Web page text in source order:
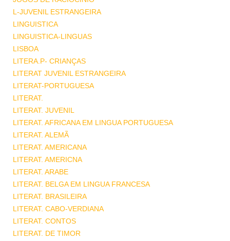
L-JUVENIL ESTRANGEIRA
LINGUISTICA
LINGUISTICA-LINGUAS
LISBOA
LITERA.P- CRIANÇAS
LITERAT JUVENIL ESTRANGEIRA
LITERAT-PORTUGUESA
LITERAT.
LITERAT. JUVENIL
LITERAT. AFRICANA EM LINGUA PORTUGUESA
LITERAT. ALEMÃ
LITERAT. AMERICANA
LITERAT. AMERICNA
LITERAT. ARABE
LITERAT. BELGA EM LINGUA FRANCESA
LITERAT. BRASILEIRA
LITERAT. CABO-VERDIANA
LITERAT. CONTOS
LITERAT. DE TIMOR